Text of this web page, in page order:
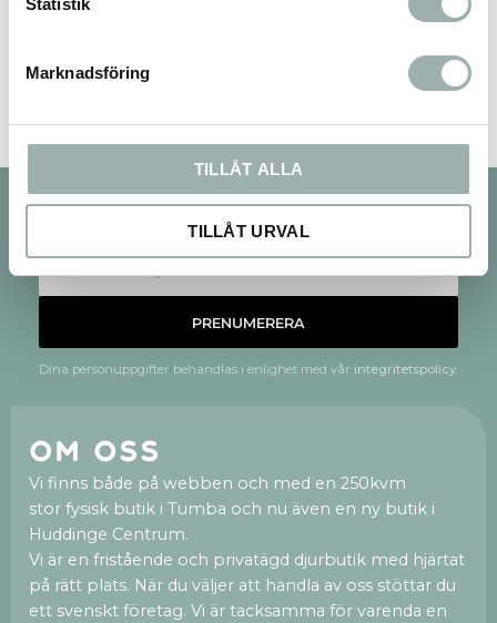
Marknadsföring
TILLÅT ALLA
TILLÅT URVAL
Nyhetsbrev
PRENUMERERA
Dina personuppgifter behandlas i enlighet med vår integritetspolicy
Om oss
Vi finns både på webben och med en 250kvm
stor fysisk butik i Tumba och nu även en ny butik i
Huddinge Centrum.
Vi är en fristående och privatägd djurbutik med hjärtat
på rätt plats. När du väljer att handla av oss stöttar du
ett svenskt företag. Vi är tacksamma för varenda en